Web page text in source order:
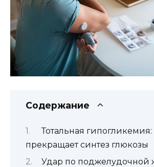
Содержание
Тотальная
прекращает синтез глюкозы
Удар по поджелудочной